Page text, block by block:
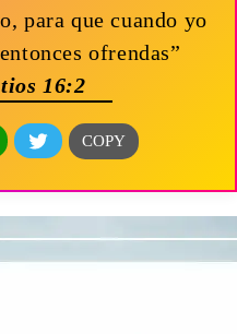
para que cuando yo
ofrendas”
16:2